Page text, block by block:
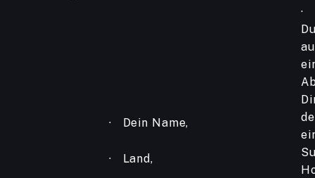
· Dein Name,
· Land,
·